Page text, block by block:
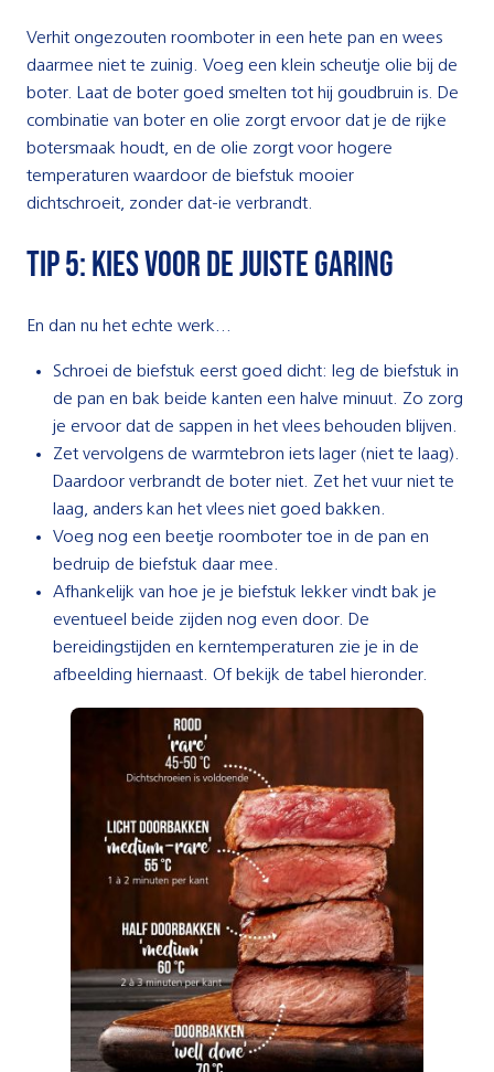
Verhit ongezouten roomboter in een hete pan en wees
daarmee niet te zuinig. Voeg een klein scheutje olie bij de
boter. Laat de boter goed smelten tot hij goudbruin is. De
combinatie van boter en olie zorgt ervoor dat je de rijke
botersmaak houdt, en de olie zorgt voor hogere
temperaturen waardoor de biefstuk mooier
dichtschroeit, zonder dat-ie verbrandt.
Tip 5: Kies voor de juiste garing
En dan nu het echte werk…
Schroei de biefstuk eerst goed dicht: leg de biefstuk in
de pan en bak beide kanten een halve minuut. Zo zorg
je ervoor dat de sappen in het vlees behouden blijven.
Zet vervolgens de warmtebron iets lager (niet te laag).
Daardoor verbrandt de boter niet. Zet het vuur niet te
laag, anders kan het vlees niet goed bakken.
Voeg nog een beetje roomboter toe in de pan en
bedruip de biefstuk daar mee.
Afhankelijk van hoe je je biefstuk lekker vindt bak je
eventueel beide zijden nog even door. De
bereidingstijden en kerntemperaturen zie je in de
afbeelding hiernaast. Of bekijk de tabel hieronder.